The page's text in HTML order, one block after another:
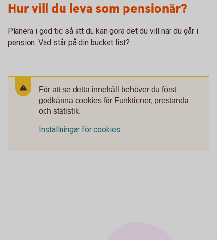
Hur vill du leva som pensionär?
Planera i god tid så att du kan göra det du vill när du går i
pension. Vad står på din bucket list?
För att se detta innehåll behöver du först
godkänna cookies för Funktioner, prestanda
och statistik.
Inställningar för cookies